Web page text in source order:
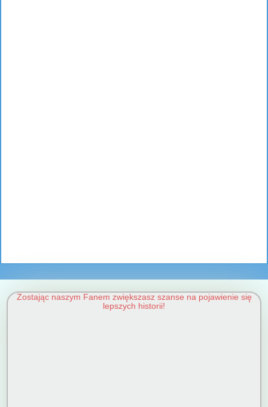
Zostając naszym Fanem zwiększasz szanse na pojawienie się
lepszych historii!